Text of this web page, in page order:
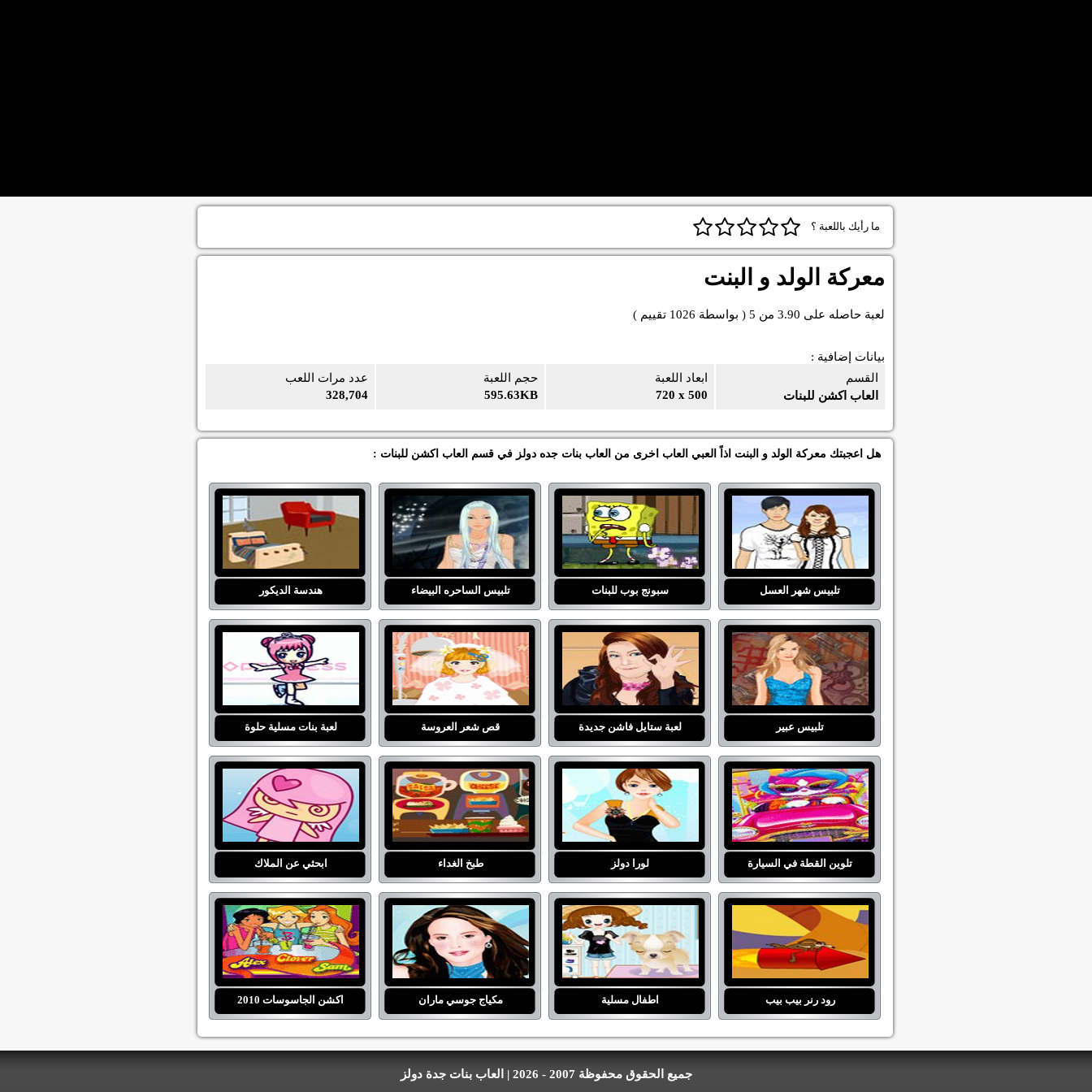
ما رأيك باللعبة ؟
معركة الولد و البنت
لعبة حاصله على 3.90 من 5 ( بواسطة 1026 تقييم )
بيانات إضافية :
عدد مرات اللعب
328,704
حجم اللعبة
595.63KB
ابعاد اللعبة
720 x 500
القسم
العاب اكشن للبنات
هل اعجبتك معركة الولد و البنت اذاً العبي العاب اخرى من العاب بنات جده دولز في قسم العاب اكشن للبنات :
تلبيس شهر العسل سبونج بوب للبنات تلبيس الساحره البيضاء هندسة الديكور
تلبيس عبير لعبة ستايل فاشن جديدة قص شعر العروسة لعبة بنات مسلية حلوة
تلوين القطة في السيارة لورا دولز طبخ الغداء ابحثي عن الملاك
رود رنر بيب بيب اطفال مسلية مكياج جوسي ماران اكشن الجاسوسات 2010
جميع الحقوق محفوظة 2007 - 2026 | العاب بنات جدة دولز